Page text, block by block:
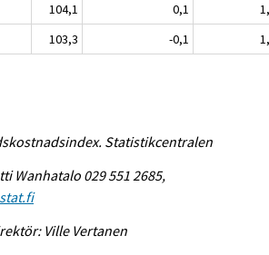
104,1 0,1
103,3 -0,1
Statistikcentralen
Wanhatalo 029 551 2685,
Ville Vertanen